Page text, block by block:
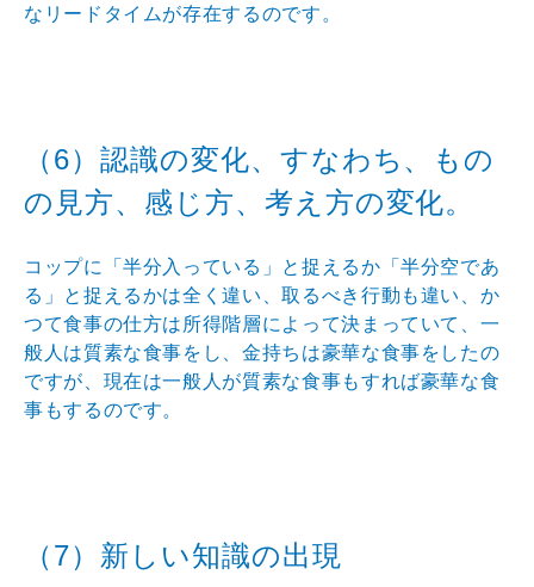
なリードタイムが存在す るのです。
（6）認識の変化、すなわち、もの
の見方、感じ方、考え 方の変化。
コップに「半分入っている」と捉えるか「半分空であ
る」
と捉えるかは全く違い、取るべき行動も違い、か
つて食事の仕方は所得階層によって決まっていて、一
般人は質素な食事をし、金持ちは豪華な食事をしたの
ですが、現在は一般人が質素な食事もすれば豪華な食
事もするのです。
（7）新しい知識の出現